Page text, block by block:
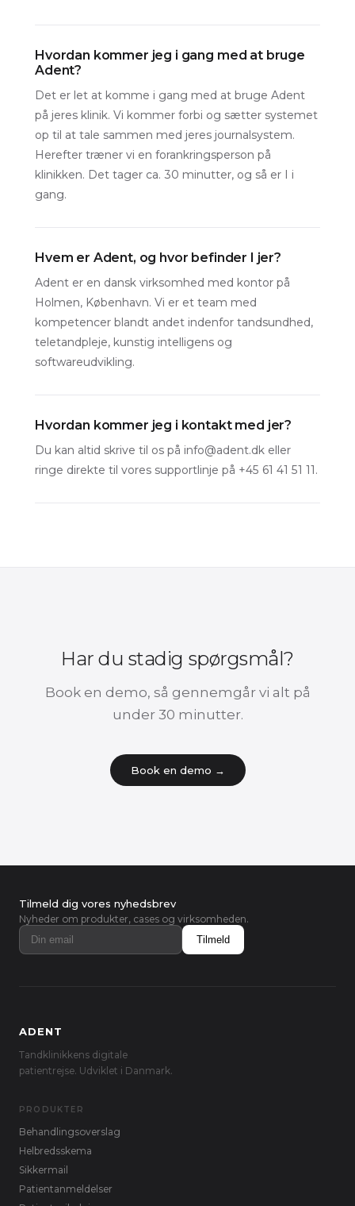
Hvordan kommer jeg i gang med at bruge
Adent?
Det er let at komme i gang med at bruge Adent
på jeres klinik. Vi kommer forbi og sætter systemet
op til at tale sammen med jeres journalsystem.
Herefter træner vi en forankringsperson på
klinikken. Det tager ca. 30 minutter, og så er I i
gang.
Hvem er Adent, og hvor befinder I jer?
Adent er en dansk virksomhed med kontor på
Holmen, København. Vi er et team med
kompetencer blandt andet indenfor tandsundhed,
teletandpleje, kunstig intelligens og
softwareudvikling.
Hvordan kommer jeg i kontakt med jer?
Du kan altid skrive til os på info@adent.dk eller
ringe direkte til vores supportlinje på +45 61 41 51 11.
Har du stadig spørgsmål?
Book en demo, så gennemgår vi alt på
under 30 minutter.
Book en demo →
Tilmeld dig vores nyhedsbrev
Nyheder om produkter, cases og virksomheden.
Tilmeld
ADENT
Tandklinikkens digitale
patientrejse. Udviklet i Danmark.
PRODUKTER
Behandlingsoverslag
Helbredsskema
Sikkermail
Patientanmeldelser